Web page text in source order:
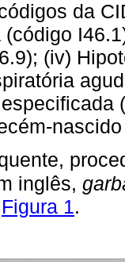
da
(iv)
inglês,
Figura 1.